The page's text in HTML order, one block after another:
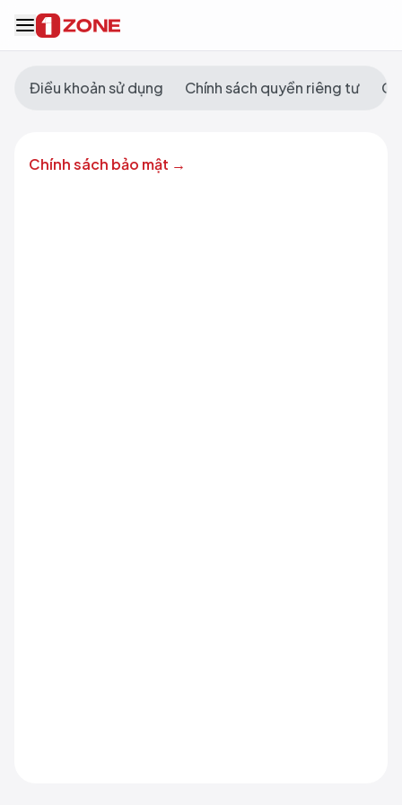
Điều khoản sử dụng Chính sách quyền riêng tư
Chính sách bảo mật →